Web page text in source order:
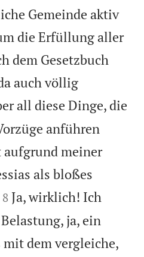
Gemeinde aktiv
die Erfüllung aller
dem Gesetzbuch
auch völlig
all diese Dinge, die
anführen
aufgrund meiner
als bloßes


8 Ja, wirklich! Ich
ja, ein
dem vergleiche,